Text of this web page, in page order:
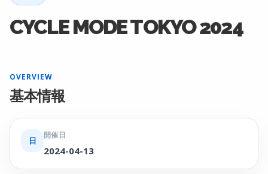
CYCLE MODE TOKYO 2024
OVERVIEW
基本情報
日
開催日
2024-04-13